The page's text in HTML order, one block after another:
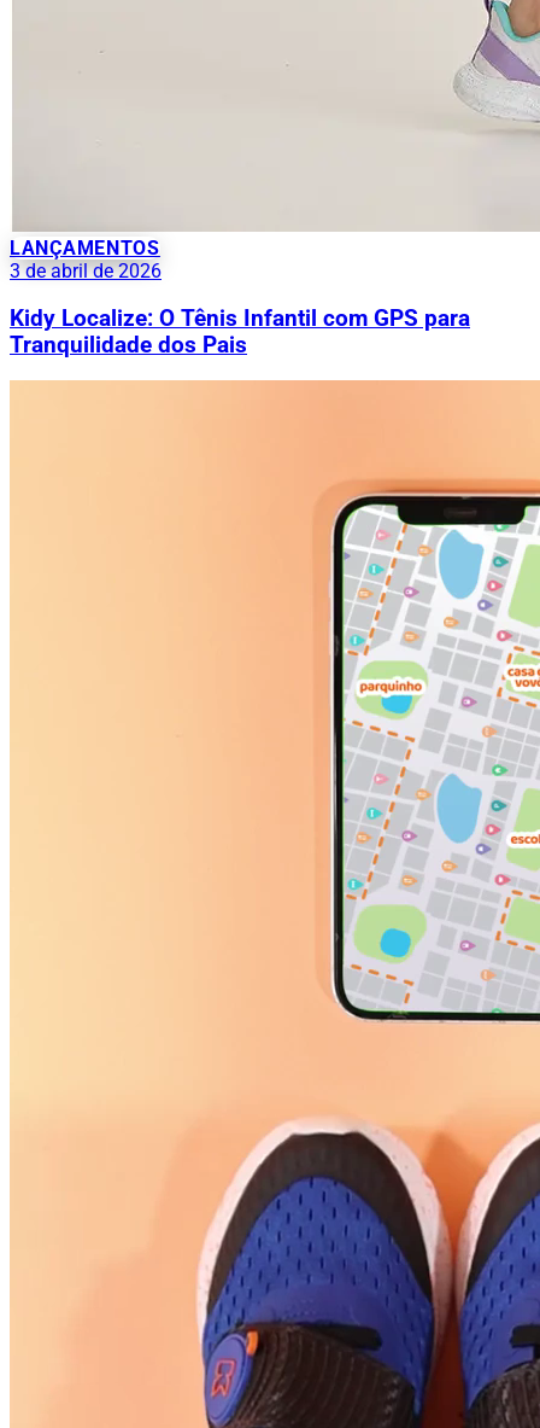
LANÇAMENTOS
3 de abril de 2026
Kidy Localize: O Tênis Infantil com GPS para
Tranquilidade dos Pais